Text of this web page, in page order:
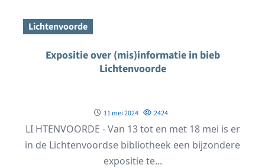
Lichtenvoorde
Expositie over (mis)informatie in bieb
Lichtenvoorde
11 mei 2024 2424
LI HTENVOORDE - Van 13 tot en met 18 mei is er
in de Lichtenvoordse bibliotheek een bijzondere
expositie te...